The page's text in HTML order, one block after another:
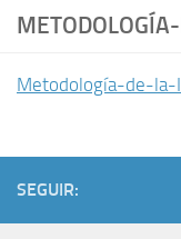
Metodología-de-la-
SEGUIR: